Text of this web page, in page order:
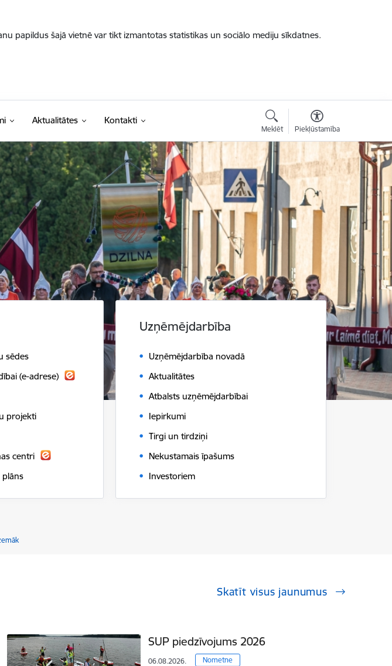
papildus šajā vietnē var tikt izmantotas statistikas un sociālo mediju sīkdatnes.
Aktualitātes Kontakti
Meklēt Piekļūstamība
sēdes
(e-adrese)
projekti
centri
plāns
Uzņēmējdarbība
Uzņēmējdarbība novadā
Aktualitātes
Atbalsts uzņēmējdarbībai
Iepirkumi
Tirgi un tirdziņi
Nekustamais īpašums
Investoriem
Skatīt visus jaunumus
SUP piedzīvojums 2026
06.08.2026. Nometne